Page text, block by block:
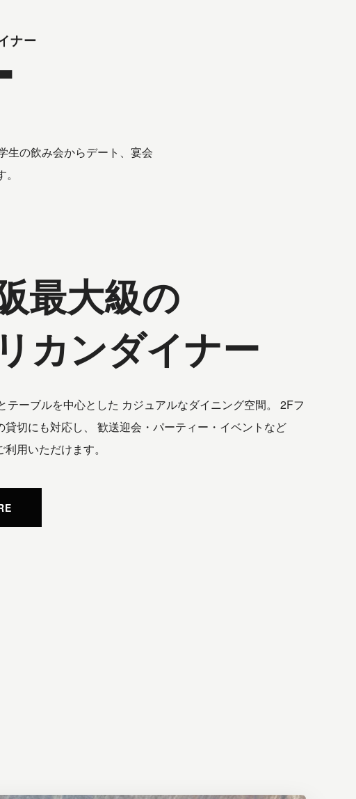
ナー
生の飲み会からデート、宴会
最大級の
カンダイナー
テーブルを中心とした カジュアルなダイニング空間。 2Fフ
貸切にも対応し、 歓送迎会・パーティー・イベントなど
用いただけます。